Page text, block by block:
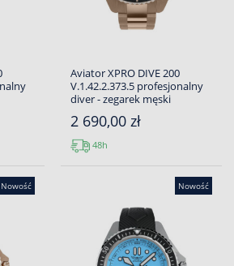
Aviator XPRO DIVE 200
V.1.42.2.373.5 profesjonalny
diver - zegarek męski
2 690,00 zł
48h
Nowość Nowość